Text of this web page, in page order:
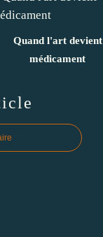
Quand l'art devient
médicament